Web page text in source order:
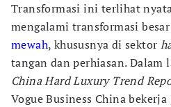
Transformasi ini terlihat
mengalami transformasi
mewah, khususnya di sektor
tangan dan perhiasan.
China Hard Luxury Trend
Vogue Business China